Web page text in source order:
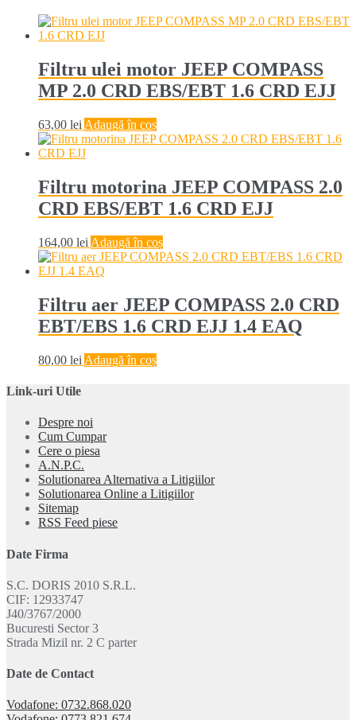
Filtru ulei motor JEEP COMPASS
MP 2.0 CRD EBS/EBT 1.6 CRD EJJ
63,00 lei Adaugă în coș
Filtru motorina JEEP COMPASS 2.0
CRD EBS/EBT 1.6 CRD EJJ
164,00 lei Adaugă în coș
Filtru aer JEEP COMPASS 2.0 CRD
EBT/EBS 1.6 CRD EJJ 1.4 EAQ
80,00 lei Adaugă în coș
Link-uri Utile
Despre noi
Cum Cumpar
Cere o piesa
A.N.P.C.
Solutionarea Alternativa a Litigiilor
Solutionarea Online a Litigiilor
Sitemap
RSS Feed piese
Date Firma
S.C. DORIS 2010 S.R.L.
CIF: 12933747
J40/3767/2000
Bucuresti Sector 3
Strada Mizil nr. 2 C parter
Date de Contact
Vodafone: 0732.868.020